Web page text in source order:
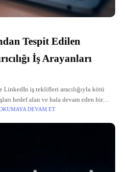
Tespit Edilen
İş Arayanları
LinkedIn iş teklifleri aracılığıyla kötü
hedef alan ve hala devam eden bir
etti.
DEVAM ET